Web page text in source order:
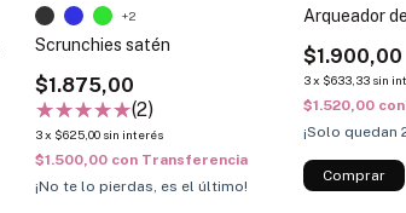
Scrunchies satén
$1.875,00
(2)
3x $625,00 sin interés
$1.500,00 con Transferencia
¡No te lo pierdas, es el último!
+2 Arqueador
$1.900,00
3x $633,33 sin
$1.520,00 con
¡Solo quedan